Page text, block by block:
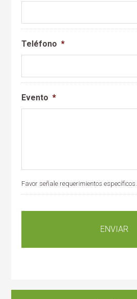
Teléfono *
Evento *
Favor señale requerimientos específicos.